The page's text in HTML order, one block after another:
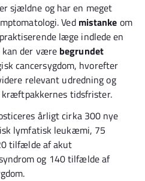
sjældne og har en meget
Ved mistanke om
læge indlede en
der være begrundet
cancersygdom, hvorefter
relevant udredning og
tidsfrister.
årligt cirka 300 nye
lymfatisk leukæmi, 75
tilfælde af akut
og 140 tilfælde af